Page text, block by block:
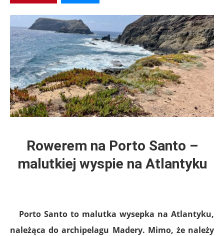
Rowerem na Porto Santo –
malutkiej wyspie na Atlantyku
Porto Santo to malutka wysepka na Atlantyku,
należąca do archipelagu Madery. Mimo, że należy